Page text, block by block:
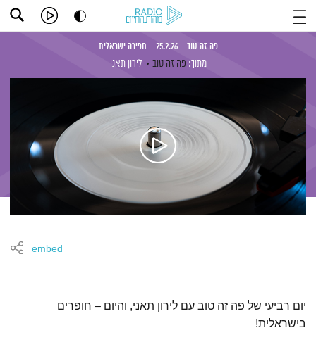
פה זה טוב – 25.2.26 – חפירה ישראלית
מתוך: פה זה טוב לירון תאני
embed
תמצית הפודקאסט
יום רביעי של פה זה טוב עם לירון תאני, והיום – חופרים
בישראלית!